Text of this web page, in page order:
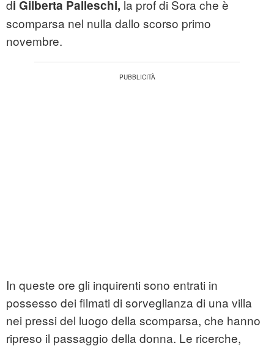
di Gilberta Palleschi, la prof di Sora che è
scomparsa nel nulla dallo scorso primo
novembre.
In queste ore gli inquirenti sono entrati in
possesso dei filmati di sorveglianza di una villa
nei pressi del luogo della scomparsa, che hanno
ripreso il passaggio della donna. Le ricerche,